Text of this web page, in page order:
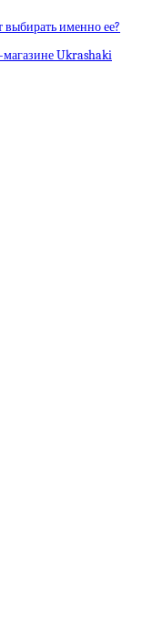
выбирать именно ее?
Ukrashaki